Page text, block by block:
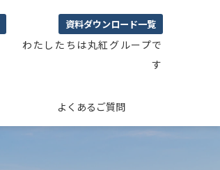
資料ダウンロード一覧
わたしたちは丸紅グループで
す
よくあるご質問